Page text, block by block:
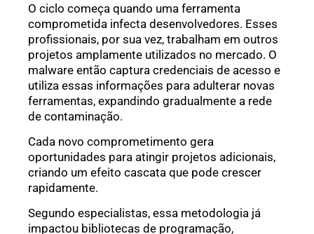
O ciclo começa quando uma ferramenta
comprometida infecta desenvolvedores. Esses
profissionais, por sua vez, trabalham em outros
projetos amplamente utilizados no mercado. O
malware então captura credenciais de acesso e
utiliza essas informações para adulterar novas
ferramentas, expandindo gradualmente a rede
de contaminação.
Cada novo comprometimento gera
oportunidades para atingir projetos adicionais,
criando um efeito cascata que pode crescer
rapidamente.
Segundo especialistas, essa metodologia já
impactou bibliotecas de programação,